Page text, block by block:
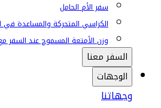
سفر الأم الحامل
الكراسي المتحركة والمساعدة في
وزن الأمتعة المسموح عند السفر
السفر معنا
الوجهات
وجهاتنا